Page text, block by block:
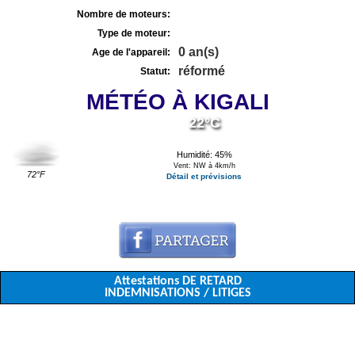
Nombre de moteurs:
Type de moteur:
Age de l'appareil:
0 an(s)
Statut: réformé
MÉTÉO À KIGALI
72°F
22°C
Humidité: 45%
Vent: NW à 4km/h
Détail et prévisions
Attestations DE RETARD
INDEMNISATIONS / LITIGES